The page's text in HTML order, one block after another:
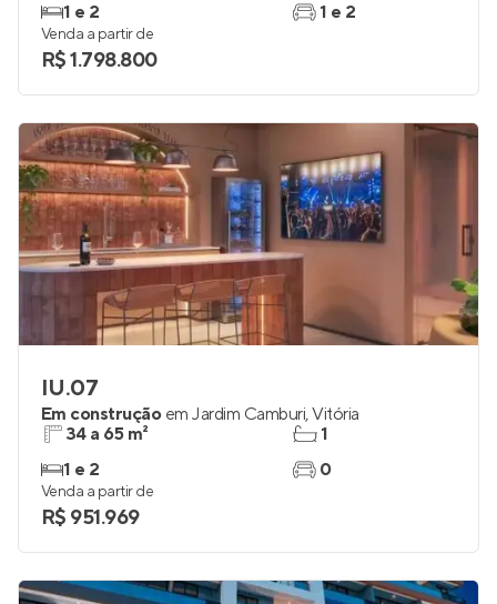
1 e 2
1 e 2
Venda a partir de
R$ 1.798.800
IU.07
Em construção em Jardim Camburi,Vitória
34 a 65 m²
1 e 2
1
0
Venda a partir de
R$ 951.969